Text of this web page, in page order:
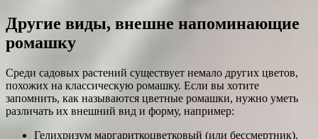
Другие виды, внешне напоминающие
ромашку
Среди садовых растений существует немало других цветов,
похожих на классическую ромашку. Если вы хотите
запомнить, как называются цветные ромашки, нужно уметь
различать их внешний вид и форму, например:
Гелихризум маргариткоцветковый (или бессмертник).